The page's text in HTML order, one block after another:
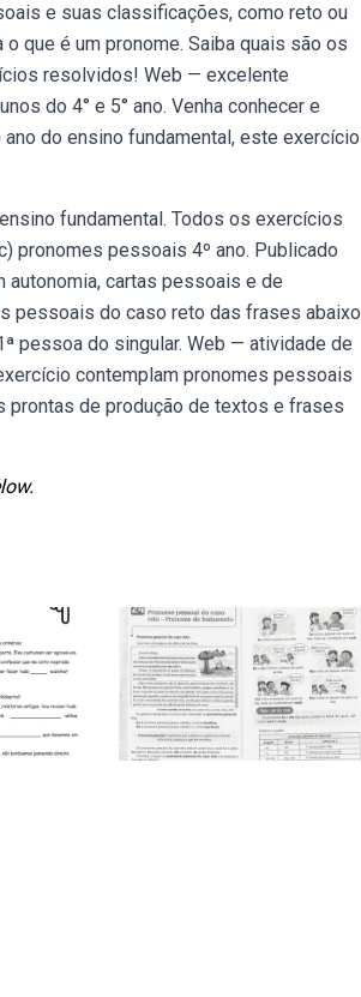
e suas classificações, como reto ou
que é um pronome. Saiba quais são os
resolvidos! Web — excelente
do 4° e 5° ano. Venha conhecer e
do ensino fundamental, este exercício
fundamental. Todos os exercícios
pronomes pessoais 4º ano. Publicado
cartas pessoais e de
pessoais do caso reto das frases abaixo
pessoa do singular. Web — atividade de
contemplam pronomes pessoais
prontas de produção de textos e frases